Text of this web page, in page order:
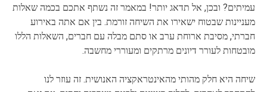
עמיתים? ובכן, אל תדאג יותר! במאמר זה נשתף אתכם בכמה שאלות
מעניינות שבטוח ישאירו את השיחה זורמת. בין אם אתה באירוע
חברתי, מסיבת ארוחת ערב או סתם מבלה עם חברים, השאלות הללו
מובטחות לעורר דיונים מרתקים ומעוררי מחשבה.
שיחה היא חלק מהותי מהאינטראקציה האנושית. זה עוזר לנו